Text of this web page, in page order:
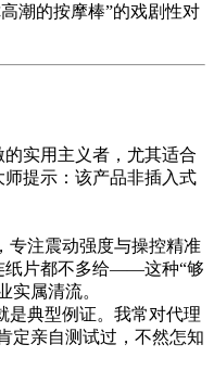
潮的按摩棒”的戏剧性对
的实用主义者，尤其适合
提示：该产品非插入式
专注震动强度与操控精准
纸片都不多给——这种“够
实属清流。
是典型例证。我常对代理
定亲自测试过，不然怎知